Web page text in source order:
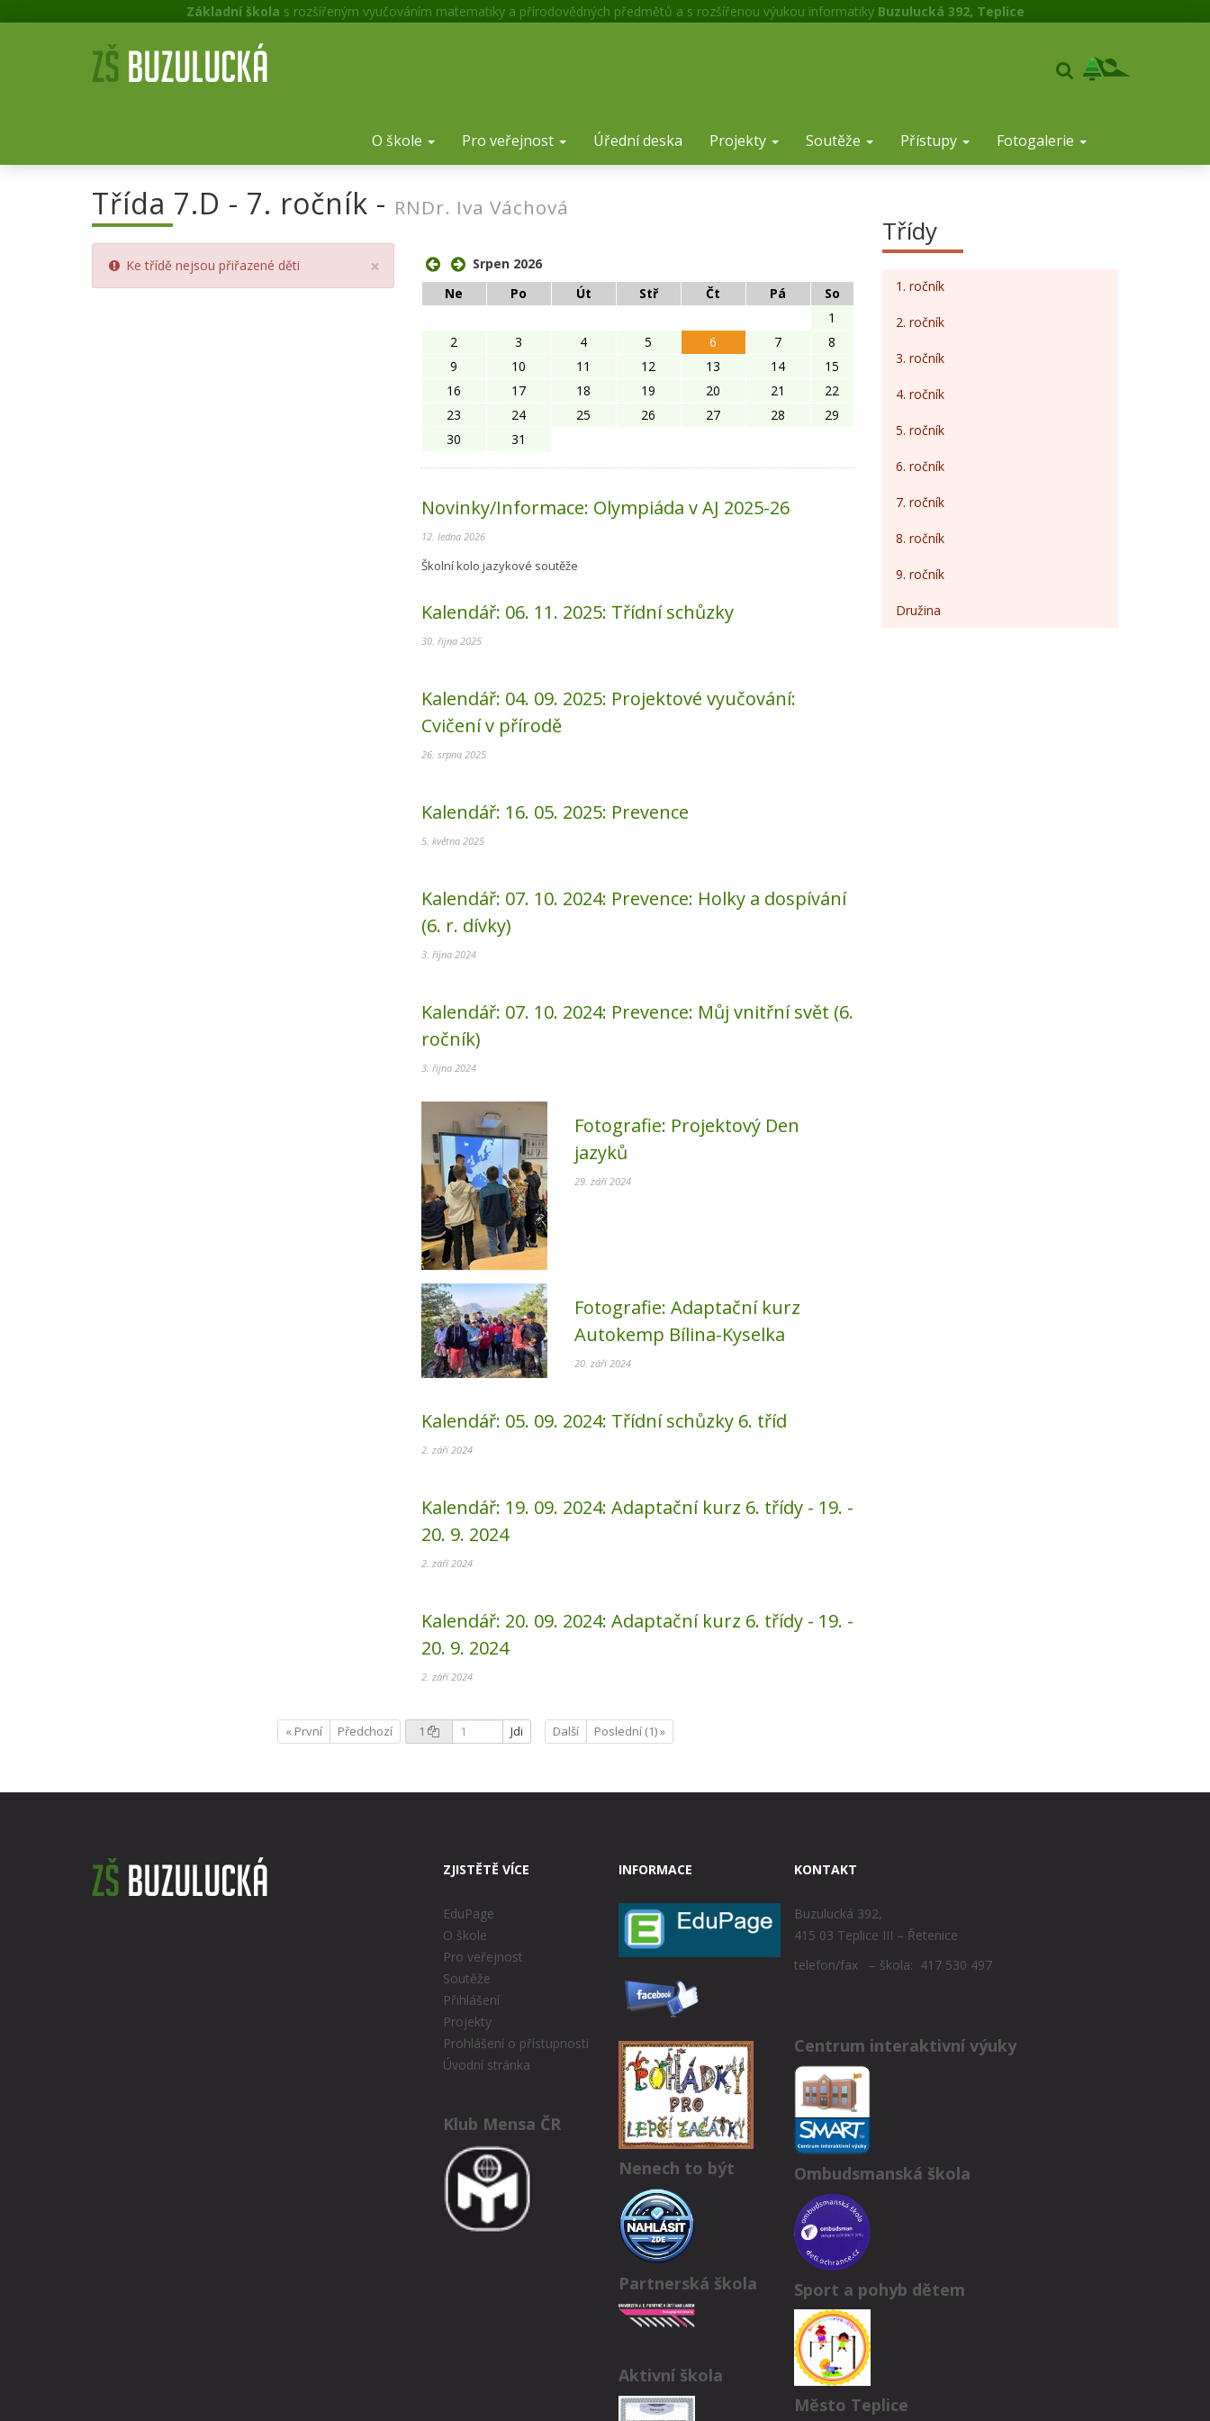
Základní škola s rozšířeným vyučováním matematiky a přírodovědných předmětů a s rozšířenou výukou informatiky Buzulucká 392, Teplice
O škole Pro veřejnost Úřední deska Projekty Soutěže Přístupy Fotogalerie
Třída 7.D - 7. ročník - RNDr. Iva Váchová
×Close
Ke třídě nejsou přiřazené děti
Srpen 2026
Ne
Po Út Stř Čt Pá
So
1
2
3 4 5 6 7
8
9
10 11 12 13 14
15
16
17 18 19 20 21
22
23
24 25 26 27 28
29
30
31
Novinky/Informace: Olympiáda v AJ 2025-26
12. ledna 2026
Školní kolo jazykové soutěže
Kalendář: 06. 11. 2025: Třídní schůzky
30. října 2025
Kalendář: 04. 09. 2025: Projektové vyučování:
Cvičení v přírodě
26. srpna 2025
Kalendář: 16. 05. 2025: Prevence
5. května 2025
Kalendář: 07. 10. 2024: Prevence: Holky a dospívání
(6. r. dívky)
3. října 2024
Kalendář: 07. 10. 2024: Prevence: Můj vnitřní svět (6.
ročník)
3. října 2024
Fotografie: Projektový Den
jazyků
29. září 2024
Fotografie: Adaptační kurz
Autokemp Bílina-Kyselka
20. září 2024
Kalendář: 05. 09. 2024: Třídní schůzky 6. tříd
2. září 2024
Kalendář: 19. 09. 2024: Adaptační kurz 6. třídy - 19. -
20. 9. 2024
2. září 2024
Kalendář: 20. 09. 2024: Adaptační kurz 6. třídy - 19. -
20. 9. 2024
2. září 2024
« První Předchozí 1 Jdi Další Poslední (1) »
Třídy
1. ročník
2. ročník
3. ročník
4. ročník
5. ročník
6. ročník
7. ročník
8. ročník
9. ročník
Družina
ZJISTĚTĚ VÍCE
EduPage
O škole
Pro veřejnost
Soutěže
Přihlášení
Projekty
Prohlášení o přístupnosti
Úvodní stránka
Klub Mensa ČR
INFORMACE
Nenech to být
Partnerská škola
Aktivní škola
KONTAKT
Buzulucká 392,
415 03 Teplice III – Řetenice
telefon/fax – škola: 417 530 497
Centrum interaktivní výuky
Ombudsmanská škola
Sport a pohyb dětem
Město Teplice